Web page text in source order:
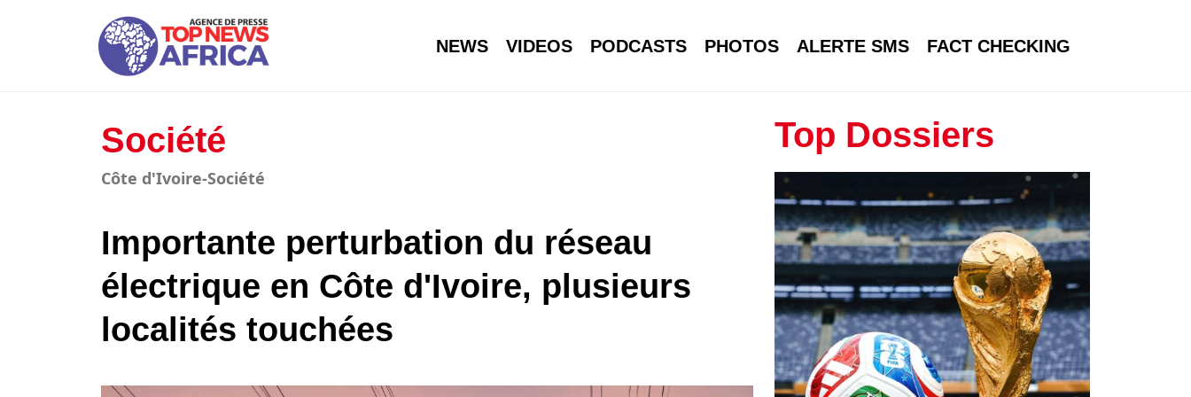
NEWS VIDEOS PODCASTS PHOTOS ALERTE SMS FACT CHECKING
Société
Côte d'Ivoire-Société
Importante perturbation du réseau
électrique en Côte d'Ivoire, plusieurs
localités touchées
Top Dossiers